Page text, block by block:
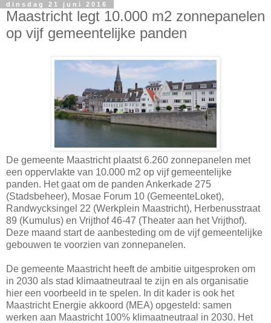
dinsdag 21 juni 2016
Maastricht legt 10.000 m2 zonnepanelen
op vijf gemeentelijke panden
De gemeente Maastricht plaatst 6.260 zonnepanelen met
een oppervlakte van 10.000 m2 op vijf gemeentelijke
panden. Het gaat om de panden Ankerkade 275
(Stadsbeheer), Mosae Forum 10 (GemeenteLoket),
Randwycksingel 22 (Werkplein Maastricht), Herbenusstraat
89 (Kumulus) en Vrijthof 46-47 (Theater aan het Vrijthof).
Deze maand start de aanbesteding om de vijf gemeentelijke
gebouwen te voorzien van zonnepanelen.
De gemeente Maastricht heeft de ambitie uitgesproken om
in 2030 als stad klimaatneutraal te zijn en als organisatie
hier een voorbeeld in te spelen. In dit kader is ook het
Maastricht Energie akkoord (MEA) opgesteld: samen
werken aan Maastricht 100% klimaatneutraal in 2030. Het